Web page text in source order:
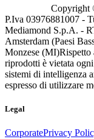
Copyright
P.Iva 03976881007 -
Mediamond S.p.A. -
Amsterdam (Paesi
Monzese (MI)Rispetto
riprodotti è vietata
sistemi di intelligenza
espresso di utilizzare
Legal
CorporatePrivacy